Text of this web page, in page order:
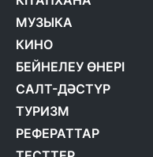
МУЗЫКА
КИНО
БЕЙНЕЛЕУ ӨНЕРІ
САЛТ-ДӘСТҮР
ТУРИЗМ
РЕФЕРАТТАР